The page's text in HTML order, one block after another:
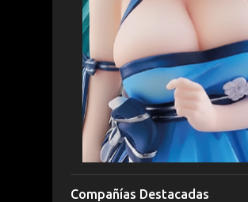
Compañías Destacadas